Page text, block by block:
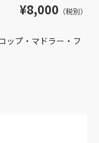
¥8,000 （税別）
ップ・マドラー・フ